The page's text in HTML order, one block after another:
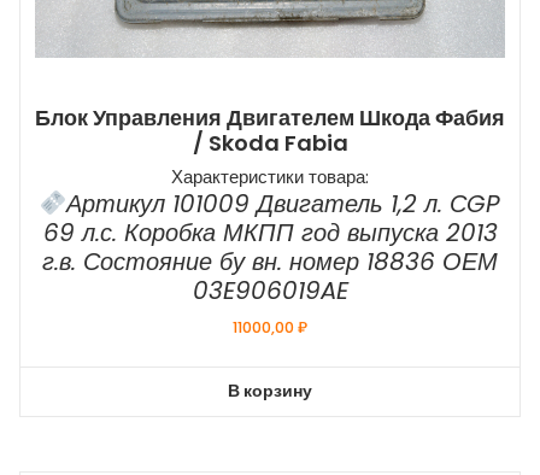
Блок Управления Двигателем Шкода Фабия
/ Skoda Fabia
Характеристики товара:
Артикул 101009 Двигатель 1,2 л. СGP
69 л.с. Коробка МКПП год выпуска 2013
г.в. Состояние бу вн. номер 18836 ОЕМ
03E906019AE
11000,00₽
В корзину